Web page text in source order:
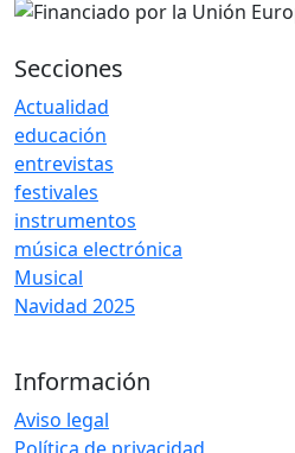
Secciones
Actualidad
educación
entrevistas
festivales
instrumentos
música electrónica
Musical
Navidad 2025
Información
Aviso legal